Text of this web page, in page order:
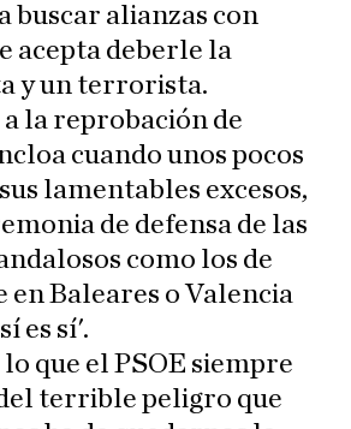
buscar alianzas con
acepta deberle la
y un terrorista.
la reprobación de
cuando unos pocos
lamentables excesos,
de defensa de las
como los de
Baleares o Valencia
es sí'.
que el PSOE siempre
terrible peligro que